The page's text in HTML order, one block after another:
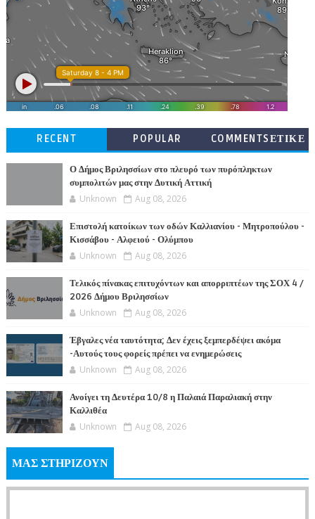
RECENT POPULAR
COMMENTSΕΤΙΚΕ
Ο Δήμος Βριλησσίων στο πλευρό των πυρόπληκτων
συμπολιτών μας στην Δυτική Αττική
Unknown Aug 08, 2026
Επιστολή κατοίκων των οδών Καλλιανίου - Μητροπούλου -
Κισσάβου - Αλφειού - Ολύμπου
Unknown Aug 08, 2026
Τελικός πίνακας επιτυχόντων και απορριπτέων της ΣΟΧ 4 /
2026 Δήμου Βριλησσίων
Unknown Aug 08, 2026
Έβγαλες νέα ταυτότητα; Δεν έχεις ξεμπερδέψει ακόμα
-Αυτούς τους φορείς πρέπει να ενημερώσεις
Unknown Aug 08, 2026
Ανοίγει τη Δευτέρα 10/8 η Παλαιά Παραλιακή στην
Καλλιθέα
Unknown Aug 08, 2026
ΜΑΣ ΣΤΗΡΙΖΟΥΝ